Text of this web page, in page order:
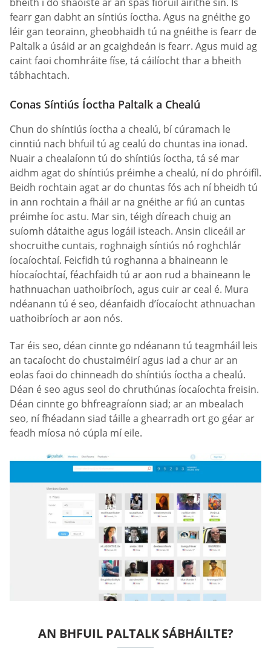
bheith i do shaoiste ar an spás fíorúil áirithe sin. Is
fearr gan dabht an síntiús íoctha. Agus na gnéithe go
léir gan teorainn, gheobhaidh tú na gnéithe is fearr de
Paltalk a úsáid ar an gcaighdeán is fearr. Agus muid ag
caint faoi chomhráite físe, tá cáilíocht thar a bheith
tábhachtach.
Conas Síntiús Íoctha Paltalk a Chealú
Chun do shíntiús íoctha a chealú, bí cúramach le
cinntiú nach bhfuil tú ag cealú do chuntas ina ionad.
Nuair a chealaíonn tú do shíntiús íoctha, tá sé mar
aidhm agat do shíntiús préimhe a chealú, ní do phróifíl.
Beidh rochtain agat ar do chuntas fós ach ní bheidh tú
in ann rochtain a fháil ar na gnéithe ar fiú an cuntas
préimhe íoc astu. Mar sin, téigh díreach chuig an
suíomh dátaithe agus logáil isteach. Ansin cliceáil ar
shocruithe cuntais, roghnaigh síntiús nó roghchlár
íocaíochtaí. Feicfidh tú roghanna a bhaineann le
híocaíochtaí, féachfaidh tú ar aon rud a bhaineann le
hathnuachan uathoibríoch, agus cuir ar ceal é. Mura
ndéanann tú é seo, déanfaidh d’íocaíocht athnuachan
uathoibríoch ar aon nós.
Tar éis seo, déan cinnte go ndéanann tú teagmháil leis
an tacaíocht do chustaiméirí agus iad a chur ar an
eolas faoi do chinneadh do shíntiús íoctha a chealú.
Déan é seo agus seol do chruthúnas íocaíochta freisin.
Déan cinnte go bhfreagraíonn siad; ar an mbealach
seo, ní fhéadann siad táille a ghearradh ort go géar ar
feadh míosa nó cúpla mí eile.
AN BHFUIL PALTALK SÁBHÁILTE?